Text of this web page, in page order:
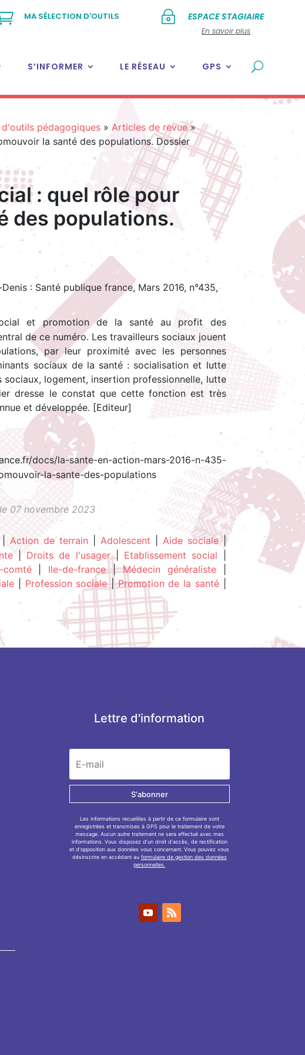
~ ESPACE STAGIAIRE
En savoir plus
MA SÉLECTION D'OUTILS
S’INFORMER LE RÉSEAU GPS
pédagogiques» Articles de revue»
la santé des populations. Dossier
: quel rôle pour
des populations.
: Santé publique france, Mars 2016, n°435,
et promotion de la santé au profit des
de ce numéro. Les travailleurs sociaux jouent
par leur proximité avec les personnes
sociaux de la santé : socialisation et lutte
logement, insertion professionnelle, lutte
dresse le constat que cette fonction est très
et développée. [Editeur]
docs/la-sante-en-action-mars-2016-n-435-
la-sante-des-populations
07 novembre 2023
Action de terrain Adolescent Aide sociale|
| Droits de l'usager| Etablissement social
comté| Ile-de-france|Médecin généraliste|
Profession sociale|Promotion de la santé|
Lettre d'information
S'abonner
Les informations recueillies à partir de ce formulaire sont
enregistrées et transmises à GPS pour le traitement de votre
message. Aucun autre traitement ne sera effectué avec mes
informations. Vous disposez d'un droit d'accès, de rectification
et d'opposition aux données vous concernant. Vous pouvez vous
désinscrire en accédant au formulaire de gestion des données
personnelles.